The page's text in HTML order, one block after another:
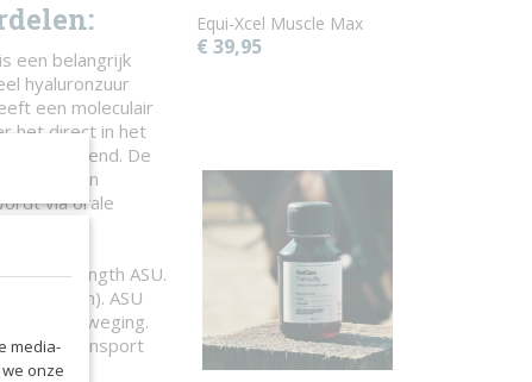
een belangrijk
hyaluronzuur
een moleculair
het direct in het
toegediend. De
heeft een
via orale
Strength ASU.
kraakbeen). ASU
beweging.
het transport
Equi-Xcel Muscle Max
€ 39,95
media-
onze